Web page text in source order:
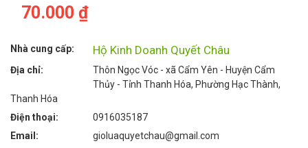
70.000 ₫
Nhà cung cấp: Hộ Kinh Doanh Quyết Châu
Địa chỉ:
Thôn Ngọc Vóc - xã Cẩm Yên - Huyện Cẩm
Thủy - Tỉnh Thanh Hóa, Phường Hạc Thành,
Thanh Hóa
Điện thoại:
0916035187
Email:
gioluaquyetchau@gmail.com